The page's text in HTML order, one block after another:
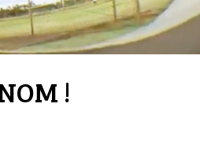
!